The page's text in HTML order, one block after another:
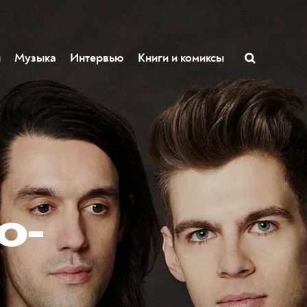
Музыка Интервью Книги и комиксы